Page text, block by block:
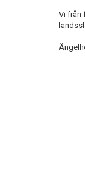
Vi från